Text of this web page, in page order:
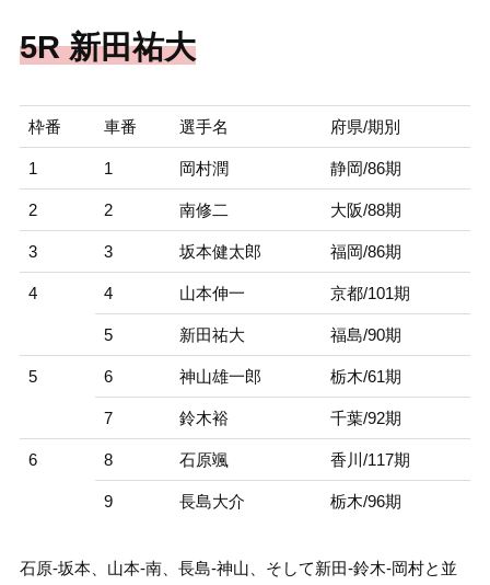
5R 新田祐大
枠番 車番 選手名 府県/期別
1 1 岡村潤 静岡/86期
2 2 南修二 大阪/88期
3 3 坂本健太郎 福岡/86期
4 4 山本伸一 京都/101期
5 新田祐大 福島/90期
5 6 神山雄一郎 栃木/61期
7 鈴木裕 千葉/92期
6 8 石原颯 香川/117期
9 長島大介 栃木/96期
石原-坂本、山本-南、長島-神山、そして新田-鈴木-岡村と並